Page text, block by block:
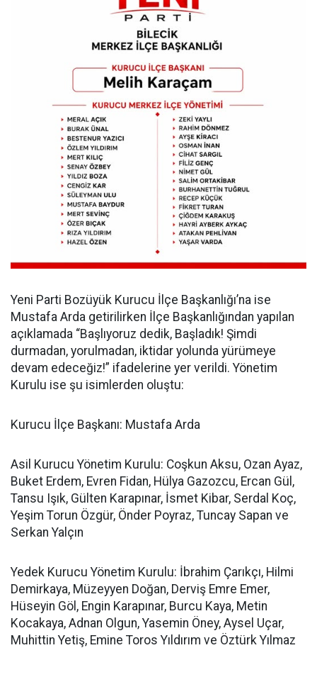
Yeni Parti Bozüyük Kurucu İlçe Başkanlığı’na ise
Mustafa Arda getirilirken İlçe Başkanlığından yapılan
açıklamada “Başlıyoruz dedik, Başladık! Şimdi
durmadan, yorulmadan, iktidar yolunda yürümeye
devam edeceğiz!” ifadelerine yer verildi. Yönetim
Kurulu ise şu isimlerden oluştu:
Kurucu İlçe Başkanı: Mustafa Arda
Asil Kurucu Yönetim Kurulu: Coşkun Aksu, Ozan Ayaz,
Buket Erdem, Evren Fidan, Hülya Gazozcu, Ercan Gül,
Tansu Işık, Gülten Karapınar, İsmet Kibar, Serdal Koç,
Yeşim Torun Özgür, Önder Poyraz, Tuncay Sapan ve
Serkan Yalçın
Yedek Kurucu Yönetim Kurulu: İbrahim Çarıkçı, Hilmi
Demirkaya, Müzeyyen Doğan, Derviş Emre Emer,
Hüseyin Göl, Engin Karapınar, Burcu Kaya, Metin
Kocakaya, Adnan Olgun, Yasemin Öney, Aysel Uçar,
Muhittin Yetiş, Emine Toros Yıldırım ve Öztürk Yılmaz